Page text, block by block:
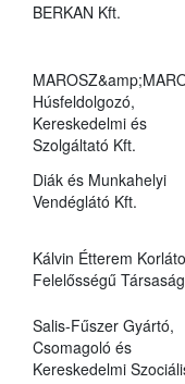
BERKAN Kft.
Húsfeldolgozó,
Kereskedelmi és
Szolgáltató Kft.
Diák és Munkahelyi
Vendéglátó Kft.
Kálvin Étterem
Felelősségű Társaság
Salis-Fűszer Gyártó,
Csomagoló és
Kereskedelmi